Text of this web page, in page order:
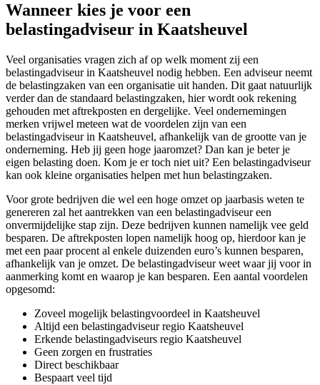
Wanneer kies je voor een
belastingadviseur in Kaatsheuvel
Veel organisaties vragen zich af op welk moment zij een
belastingadviseur in Kaatsheuvel nodig hebben. Een adviseur neemt
de belastingzaken van een organisatie uit handen. Dit gaat natuurlijk
verder dan de standaard belastingzaken, hier wordt ook rekening
gehouden met aftrekposten en dergelijke. Veel ondernemingen
merken vrijwel meteen wat de voordelen zijn van een
belastingadviseur in Kaatsheuvel, afhankelijk van de grootte van je
onderneming. Heb jij geen hoge jaaromzet? Dan kan je beter je
eigen belasting doen. Kom je er toch niet uit? Een belastingadviseur
kan ook kleine organisaties helpen met hun belastingzaken.
Voor grote bedrijven die wel een hoge omzet op jaarbasis weten te
genereren zal het aantrekken van een belastingadviseur een
onvermijdelijke stap zijn. Deze bedrijven kunnen namelijk vee geld
besparen. De aftrekposten lopen namelijk hoog op, hierdoor kan je
met een paar procent al enkele duizenden euro’s kunnen besparen,
afhankelijk van je omzet. De belastingadviseur weet waar jij voor in
aanmerking komt en waarop je kan besparen. Een aantal voordelen
opgesomd:
Zoveel mogelijk belastingvoordeel in Kaatsheuvel
Altijd een belastingadviseur regio Kaatsheuvel
Erkende belastingadviseurs regio Kaatsheuvel
Geen zorgen en frustraties
Direct beschikbaar
Bespaart veel tijd